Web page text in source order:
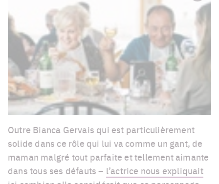
Outre Bianca Gervais qui est particulièrement
solide dans ce rôle qui lui va comme un gant, de
maman malgré tout parfaite et tellement aimante
dans tous ses défauts – l’actrice nous expliquait